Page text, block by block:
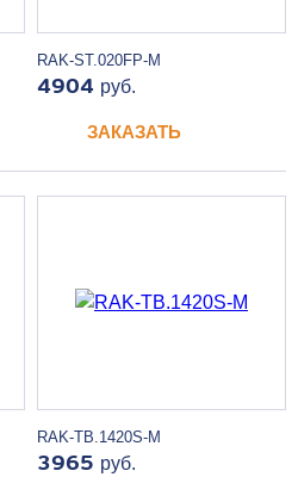
RAK-ST.020FP-M
4904 руб.
ЗАКАЗАТЬ
RAK-TB.1420S-M
3965 руб.